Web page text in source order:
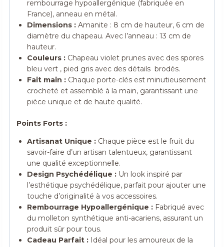
rembourrage hypoallergénique (fabriquée en
France), anneau en métal.
Dimensions : Amanite : 8 cm de hauteur, 6 cm de
diamètre du chapeau. Avec l’anneau : 13 cm de
hauteur.
Couleurs : Chapeau violet prunes avec des spores
bleu vert , pied gris avec des détails brodés.
Fait main : Chaque porte-clés est minutieusement
crocheté et assemblé à la main, garantissant une
pièce unique et de haute qualité.
Points Forts :
Artisanat Unique : Chaque pièce est le fruit du
savoir-faire d’un artisan talentueux, garantissant
une qualité exceptionnelle.
Design Psychédélique : Un look inspiré par
l’esthétique psychédélique, parfait pour ajouter une
touche d’originalité à vos accessoires.
Rembourrage Hypoallergénique : Fabriqué avec
du molleton synthétique anti-acariens, assurant un
produit sûr pour tous.
Cadeau Parfait : Idéal pour les amoureux de la